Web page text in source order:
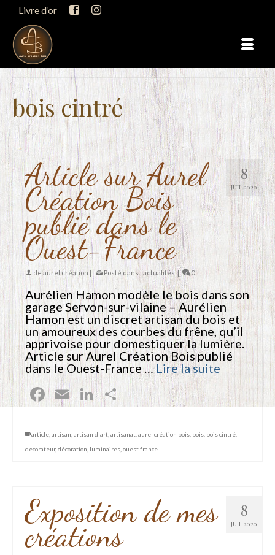
Livre d’or
bois cintré
8
JUIL 2020
Article sur Aurel
Création Bois
publié dans le
Ouest-France
deaurel création | Posté dans :actualités | 0
Aurélien Hamon modèle le bois dans son
garage Servon-sur-vilaine – Aurélien
Hamon est un discret artisan du bois et
un amoureux des courbes du frêne, qu’il
apprivoise pour domestiquer la lumière.
Article sur Aurel Création Bois publié
dans le Ouest-France …Lire la suite
Facebook
EmailLinkedIn
Partager
article artisan artisan d'art artisanat aurel création bois bois bois cintré
decorateur, décoration luminaires ouest france
8
JUIL 2020
Exposition de mes
créations